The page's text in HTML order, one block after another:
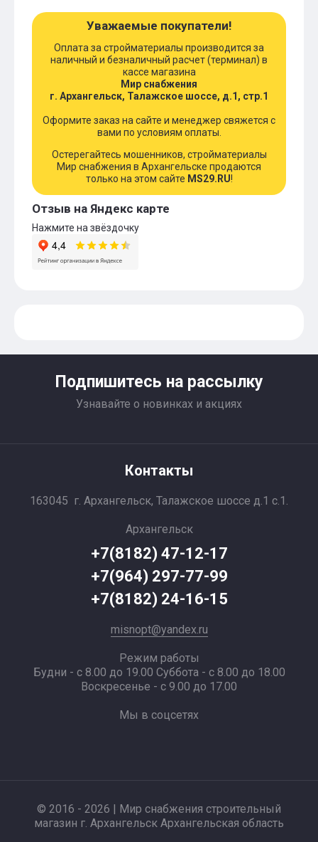
Уважаемые покупатели!
Оплата за стройматериалы производится за
наличный и безналичный расчет (терминал) в
кассе магазина
Мир снабжения
г. Архангельск, Талажское шоссе, д.1, стр.1
Оформите заказ на сайте и менеджер свяжется с
вами по условиям оплаты.
Остерегайтесь мошенников, стройматериалы
Мир снабжения в Архангельске продаются
только на этом сайте MS29.RU!
Отзыв на Яндекс карте
Нажмите на звёздочку
Подпишитесь на рассылку
Узнавайте о новинках и акциях
Контакты
163045 г. Архангельск, Талажское шоссе д.1 с.1.
Архангельск
+7(8182) 47-12-17
+7(964) 297-77-99
+7(8182) 24-16-15
misnopt@yandex.ru
Режим работы
Будни - с 8.00 до 19.00 Суббота - с 8.00 до 18.00
Воскресенье - с 9.00 до 17.00
Мы в соцсетях
© 2016 - 2026 | Мир снабжения строительный
магазин г. Архангельск Архангельская область